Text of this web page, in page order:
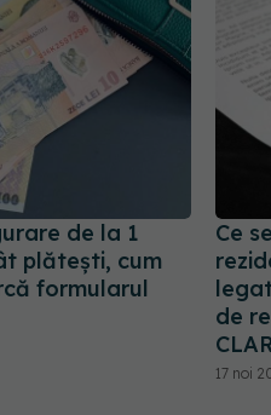
de la 1
plătești, cum
formularul
Ce
de
17 noi